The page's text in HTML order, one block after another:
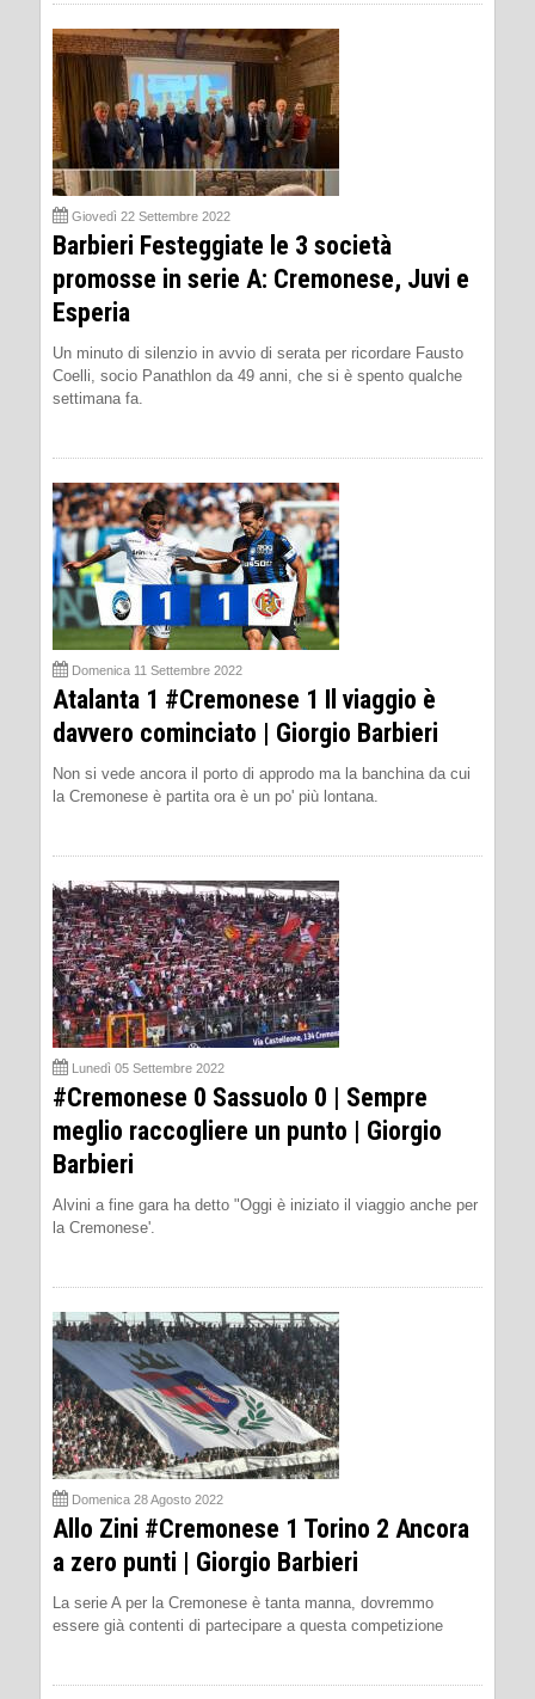
Giovedì 22 Settembre 2022
Barbieri Festeggiate le 3 società
promosse in serie A: Cremonese, Juvi e
Esperia
Un minuto di silenzio in avvio di serata per ricordare Fausto
Coelli, socio Panathlon da 49 anni, che si è spento qualche
settimana fa.
Domenica 11 Settembre 2022
Atalanta 1 #Cremonese 1 Il viaggio è
davvero cominciato | Giorgio Barbieri
Non si vede ancora il porto di approdo ma la banchina da cui
la Cremonese è partita ora è un po' più lontana.
Lunedì 05 Settembre 2022
#Cremonese 0 Sassuolo 0 | Sempre
meglio raccogliere un punto | Giorgio
Barbieri
Alvini a fine gara ha detto "Oggi è iniziato il viaggio anche per
la Cremonese'.
Domenica 28 Agosto 2022
Allo Zini #Cremonese 1 Torino 2 Ancora
a zero punti | Giorgio Barbieri
La serie A per la Cremonese è tanta manna, dovremmo
essere già contenti di partecipare a questa competizione